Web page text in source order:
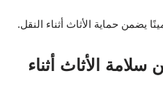
يضمن حماية الأثاث أثناء النقل.
الأثاث أثناء